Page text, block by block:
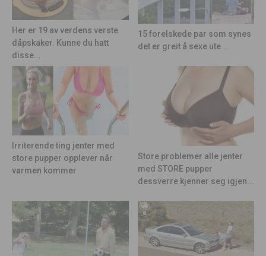
Her er 19 av verdens verste
dåpskaker. Kunne du hatt
disse...
15 forelskede par som synes
det er greit å sexe ute...
Irriterende ting jenter med
store pupper opplever når
varmen kommer
Store problemer alle jenter
med STORE pupper
dessverre kjenner seg igjen...